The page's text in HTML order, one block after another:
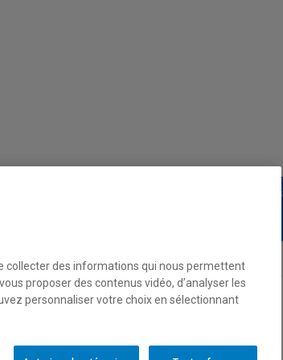
Activités transversales
collecter des informations qui nous permettent
proposer des contenus vidéo, d’analyser les
personnaliser votre choix en sélectionnant